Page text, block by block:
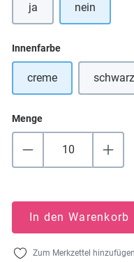
ja nein
Innenfarbeauswählen
creme schwarz
Menge
In den Warenkorb
Zum Merkzettel hinzufügen